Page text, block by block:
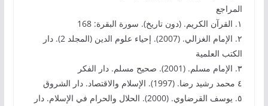
المراجع
١. القرآن الكريم. (دون تاريخ). سورة البقرة: 168
٢. الإمام الغزالي. (2007). إحياء علوم الدين (المجلد 2). دار
الكتب العلمية
٣. الإمام مسلم. (2001). صحيح مسلم. دار الفكر
٤ محمد رشيد رضا. (1997). الإسلام والاقتصاد. دار الشروق
٥. يوسف القرضاوي. (2000). الحلال والحرام في الإسلام. دار